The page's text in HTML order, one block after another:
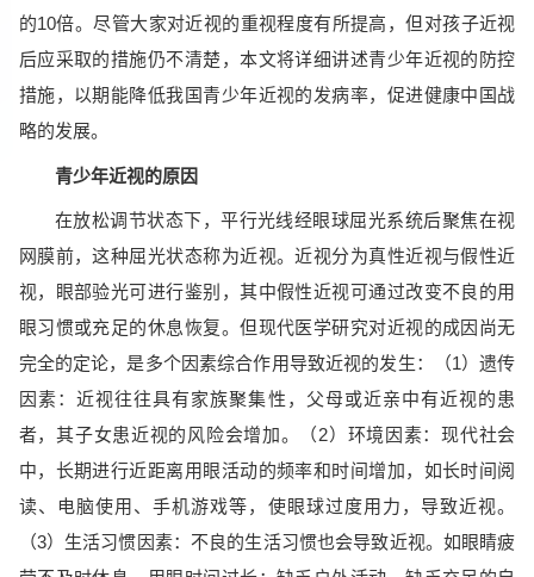
的10倍。尽管大家对近视的重视程度有所提高，但对孩子近视
后应采取的措施仍不清楚，本文将详细讲述青少年近视的防控
措施，以期能降低我国青少年近视的发病率，促进健康中国战
略的发展。
青少年近视的原因
在放松调节状态下，平行光线经眼球屈光系统后聚焦在视
网膜前，这种屈光状态称为近视。近视分为真性近视与假性近
视，眼部验光可进行鉴别，其中假性近视可通过改变不良的用
眼习惯或充足的休息恢复。但现代医学研究对近视的成因尚无
完全的定论，是多个因素综合作用导致近视的发生：（1）遗传
因素：近视往往具有家族聚集性，父母或近亲中有近视的患
者，其子女患近视的风险会增加。（2）环境因素：现代社会
中，长期进行近距离用眼活动的频率和时间增加，如长时间阅
读、电脑使用、手机游戏等，使眼球过度用力，导致近视。
（3）生活习惯因素：不良的生活习惯也会导致近视。如眼睛疲